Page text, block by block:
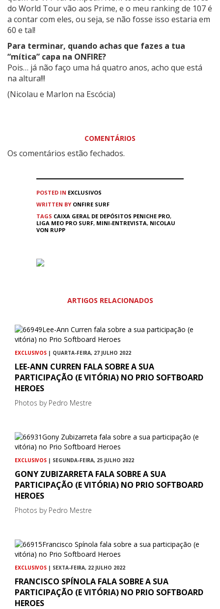
do World Tour vão aos Prime, e o meu ranking de 107 é
a contar com eles, ou seja, se não fosse isso estaria em
60 e tal!
Para terminar, quando achas que fazes a tua
“mítica” capa na ONFIRE?
Pois… já não faço uma há quatro anos, acho que está
na altura!!!
(Nicolau e Marlon na Escócia)
COMENTÁRIOS
Os comentários estão fechados.
POSTED IN EXCLUSIVOS
WRITTEN BY ONFIRE SURF
TAGS CAIXA GERAL DE DEPÓSITOS PENICHE PRO,
LIGA MEO PRO SURF, MINI-ENTREVISTA, NICOLAU
VON RUPP
ARTIGOS RELACIONADOS
EXCLUSIVOS | QUARTA-FEIRA, 27 JULHO 2022
LEE-ANN CURREN FALA SOBRE A SUA
PARTICIPAÇÃO (E VITÓRIA) NO PRIO SOFTBOARD
HEROES
Photos by Pedro Mestre
EXCLUSIVOS | SEGUNDA-FEIRA, 25 JULHO 2022
GONY ZUBIZARRETA FALA SOBRE A SUA
PARTICIPAÇÃO (E VITÓRIA) NO PRIO SOFTBOARD
HEROES
Photos by Pedro Mestre
EXCLUSIVOS | SEXTA-FEIRA, 22 JULHO 2022
FRANCISCO SPÍNOLA FALA SOBRE A SUA
PARTICIPAÇÃO (E VITÓRIA) NO PRIO SOFTBOARD
HEROES